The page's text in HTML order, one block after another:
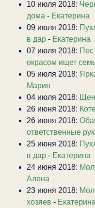
10 июля 2018:
дома - Екатерина
09 июля 2018:
в дар - Екатерина
07 июля 2018:
окрасом ищет
05 июля 2018:
Мария
04 июля 2018:
26 июня 2018:
26 июня 2018:
ответственные
25 июня 2018:
в дар - Екатерина
24 июня 2018:
Алена
23 июня 2018:
хозяев - Екатерина